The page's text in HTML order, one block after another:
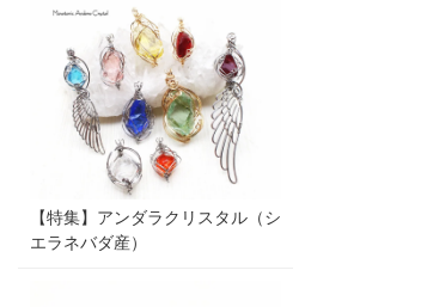
【特集】アンダラクリスタル（シ
エラネバダ産）